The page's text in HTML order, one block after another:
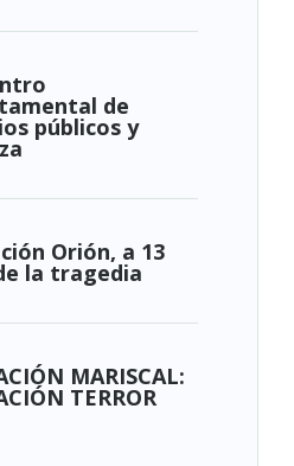
de
públicos y
Orión, a 13
la tragedia
MARISCAL:
TERROR